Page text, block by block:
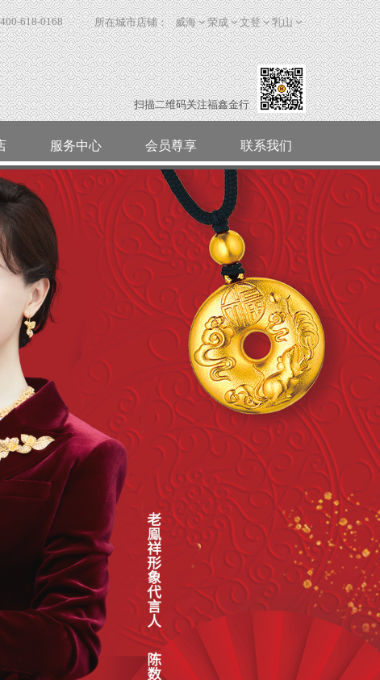
618-0168 所在城市店铺： 威海 荣成 文登 乳山
扫描二维码关注福鑫金行
活动视频
珍可 小棉袄的陪伴
荣成
服务中心 会员尊享 联系我们